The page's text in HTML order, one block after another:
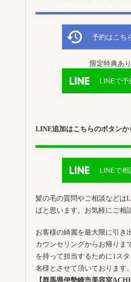
予約はこち
限定特典あ
LINEで予
LINE追加はこちらのボタンか
LINEで相
髪の毛の質問やご相談などは
ばと思います。お気軽にご相
お客様の綺麗を最大限に引き
カウンセリングからお帰りま
を持って担当するために1ス
名様とさせて頂いております。
【群馬県伊勢崎市美容室